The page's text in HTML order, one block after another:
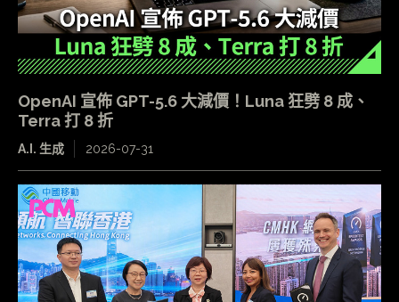
OpenAI 宣佈 GPT-5.6 大減價！Luna 狂劈 8 成、
Terra 打 8 折
A.I. 生成 2026-07-31